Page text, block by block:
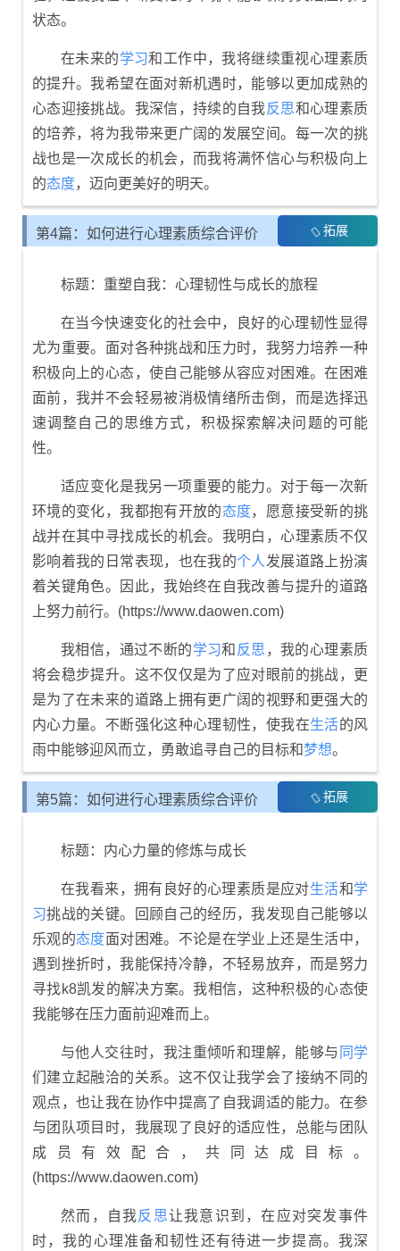
状态。
在未来的学习和工作中，我将继续重视心理素质
的提升。我希望在面对新机遇时，能够以更加成熟的
心态迎接挑战。我深信，持续的自我反思和心理素质
的培养，将为我带来更广阔的发展空间。每一次的挑
战也是一次成长的机会，而我将满怀信心与积极向上
的态度，迈向更美好的明天。
第4篇：如何进行心理素质综合评价 拓展
标题：重塑自我：心理韧性与成长的旅程
在当今快速变化的社会中，良好的心理韧性显得
尤为重要。面对各种挑战和压力时，我努力培养一种
积极向上的心态，使自己能够从容应对困难。在困难
面前，我并不会轻易被消极情绪所击倒，而是选择迅
速调整自己的思维方式，积极探索解决问题的可能
性。
适应变化是我另一项重要的能力。对于每一次新
环境的变化，我都抱有开放的态度，愿意接受新的挑
战并在其中寻找成长的机会。我明白，心理素质不仅
影响着我的日常表现，也在我的个人 发展道路上扮演
着关键角色。因此，我始终在自我改善与提升的道路
上努力前行。(https://www.daowen.com)
我相信，通过不断的学习和 反思 ，我的心理素质
将会稳步提升。这不仅仅是为了应对眼前的挑战，更
是为了在未来的道路上拥有更广阔的视野和更强大的
内心力量。不断强化这种心理韧性，使我在生活的风
雨中能够迎风而立，勇敢追寻自己的目标和梦想。
第5篇：如何进行心理素质综合评价 拓展
标题：内心力量的修炼与成长
在我看来，拥有良好的心理素质是应对生活和学
习挑战的关键。回顾自己的经历，我发现自己能够以
乐观的态度面对困难。不论是在学业上还是生活中，
遇到挫折时，我能保持冷静，不轻易放弃，而是努力
寻找k8凯发的解决方案。我相信，这种积极的心态使
我能够在压力面前迎难而上。
与他人交往时，我注重倾听和理解，能够与 同学
们建立起融洽的关系。这不仅让我学会了接纳不同的
观点，也让我在协作中提高了自我调适的能力。在参
与团队项目时，我展现了良好的适应性，总能与团队
成员有效配合，共同达成目标。
(https://www.daowen.com)
然而，自我反思让我意识到，在应对突发事件
时，我的心理准备和韧性还有待进一步提高。我深